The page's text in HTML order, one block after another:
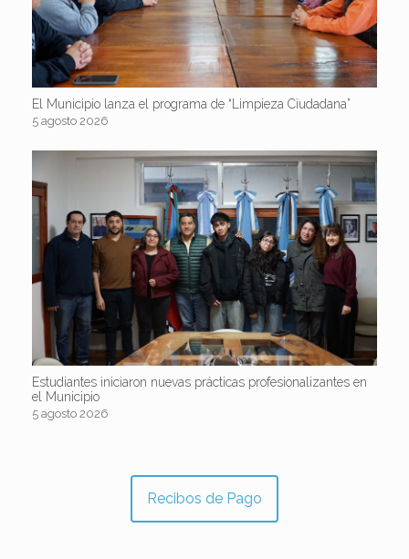
El Municipio lanza el programa de “Limpieza Ciudadana”
5 agosto 2026
Estudiantes iniciaron nuevas prácticas profesionalizantes en
el Municipio
5 agosto 2026
Recibos de Pago